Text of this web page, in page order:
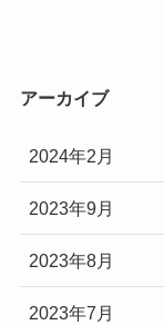
アーカイブ
2024年2月
2023年9月
2023年8月
2023年7月